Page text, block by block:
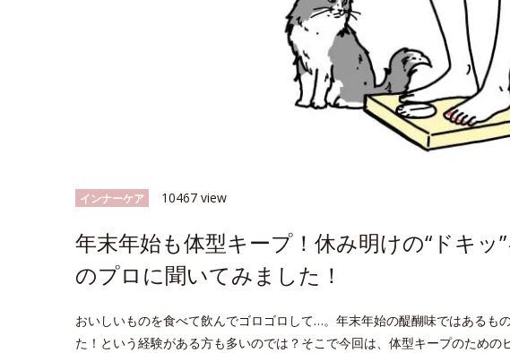
インナーケア 10467 view
年末年始も体型キープ！休み明けの“ドキ
のプロに聞いてみました！
おいしいものを食べて飲んでゴロゴロして…。年末年始の醍醐味ではあるも
た！という経験がある方も多いのでは？そこで今回は、体型キープのため